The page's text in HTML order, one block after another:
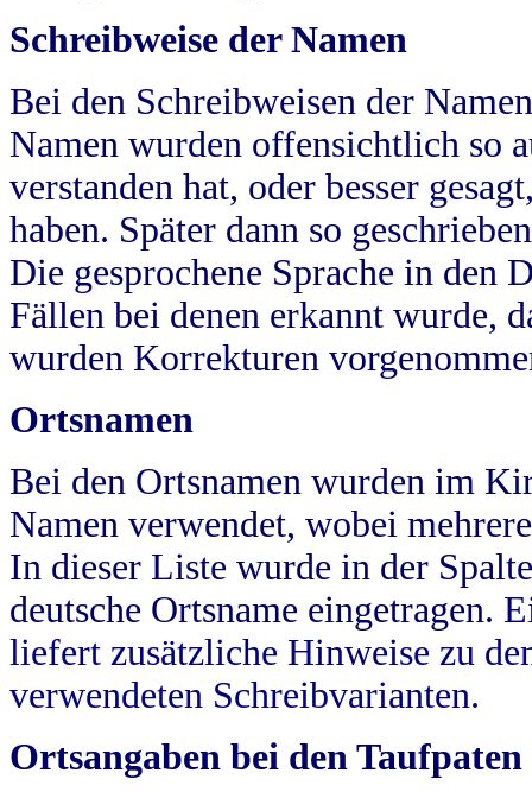
Schreibweise der Namen
Bei den Schreibweisen der
Namen wurden offensichtlich so
verstanden hat, oder besser
haben. Später dann so
Die gesprochene Sprache in
Fällen bei denen erkannt wurde,
wurden Korrekturen
Ortsnamen
Bei den Ortsnamen wurden im
Namen verwendet, wobei
In dieser Liste wurde in der
deutsche Ortsname eingetragen.
liefert zusätzliche Hinweise zu
verwendeten Schreibvarianten.
Ortsangaben bei den Taufpaten